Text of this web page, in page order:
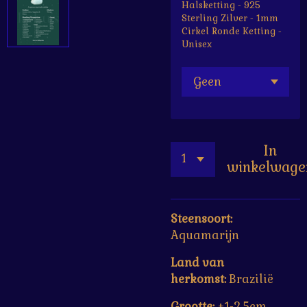
Halsketting - 925
Sterling Zilver - 1mm
Cirkel Ronde Ketting -
Unisex
In
Steensoort:
Aquamarijn
Land van
herkomst:Brazilië